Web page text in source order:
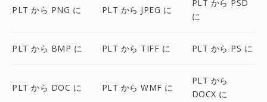
PLT から PNG に PLT から JPEG に
PLT から PSD
に
PLT から BMP に PLT から TIFF に PLT から PS に
PLT から DOC に PLT から WMF に
PLT から
DOCX に